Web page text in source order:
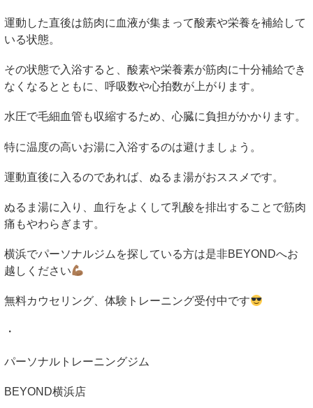
運動した直後は筋肉に血液が集まって酸素や栄養を補給して
いる状態。
その状態で入浴すると、酸素や栄養素が筋肉に十分補給でき
なくなるとともに、呼吸数や心拍数が上がります。
水圧で毛細血管も収縮するため、心臓に負担がかかります。
特に温度の高いお湯に入浴するのは避けましょう。
運動直後に入るのであれば、ぬるま湯がおススメです。
ぬるま湯に入り、血行をよくして乳酸を排出することで筋肉
痛もやわらぎます。
横浜でパーソナルジムを探している方は是非BEYONDへお
越しください
無料カウセリング、体験トレーニング受付中です
・
パーソナルトレーニングジム
BEYOND横浜店